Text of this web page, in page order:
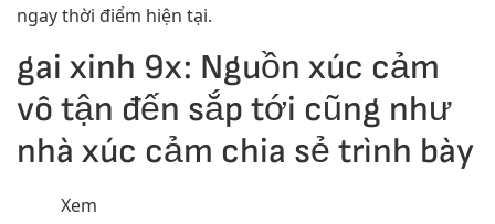
ngay thời điểm hiện tại.
gai xinh 9x: Nguồn xúc cảm
vô tận đến sắp tới cũng như
nhà xúc cảm chia sẻ trình bày
Xem